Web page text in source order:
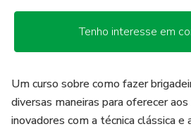
Tenho interesse em
Um curso sobre como fazer
diversas maneiras para oferecer
inovadores com a técnica clássica e